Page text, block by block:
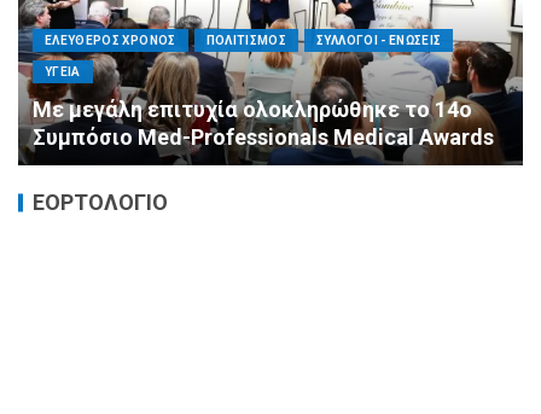
ΕΛΕΥΘΕΡΟΣ ΧΡΟΝΟΣ ΟΙΚΟΝΟΜΙΑ ΥΓΕΙΑ
Καταστροφικές δαπάνες υγείας και η
αντιμετώπισή τους
ΕΟΡΤΟΛΟΓΙΟ